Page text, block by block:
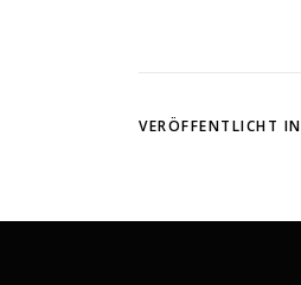
VERÖFFENTLICHT IN